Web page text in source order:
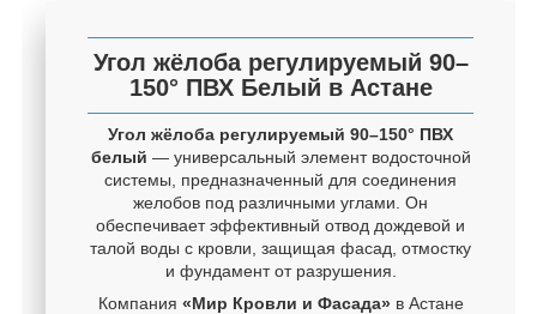
Угол жёлоба регулируемый 90–
150° ПВХ Белый в Астане
Угол жёлоба регулируемый 90–150° ПВХ
белый — универсальный элемент водосточной
системы, предназначенный для соединения
желобов под различными углами. Он
обеспечивает эффективный отвод дождевой и
талой воды с кровли, защищая фасад, отмостку
и фундамент от разрушения.
Компания «Мир Кровли и Фасада»в Астане